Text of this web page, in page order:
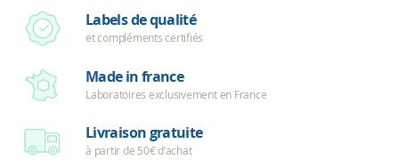
Labels de qualité
et compléments certifiés
Made in france
Laboratoires exclusivement en France
Livraison gratuite
à partir de 50€ d’achat